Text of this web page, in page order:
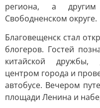
региона, а
Свободненском округе.
Благовещенск стал
блогеров. Гостей
китайской дружбы,
центром города и
автобусе. Вечером
площади Ленина и